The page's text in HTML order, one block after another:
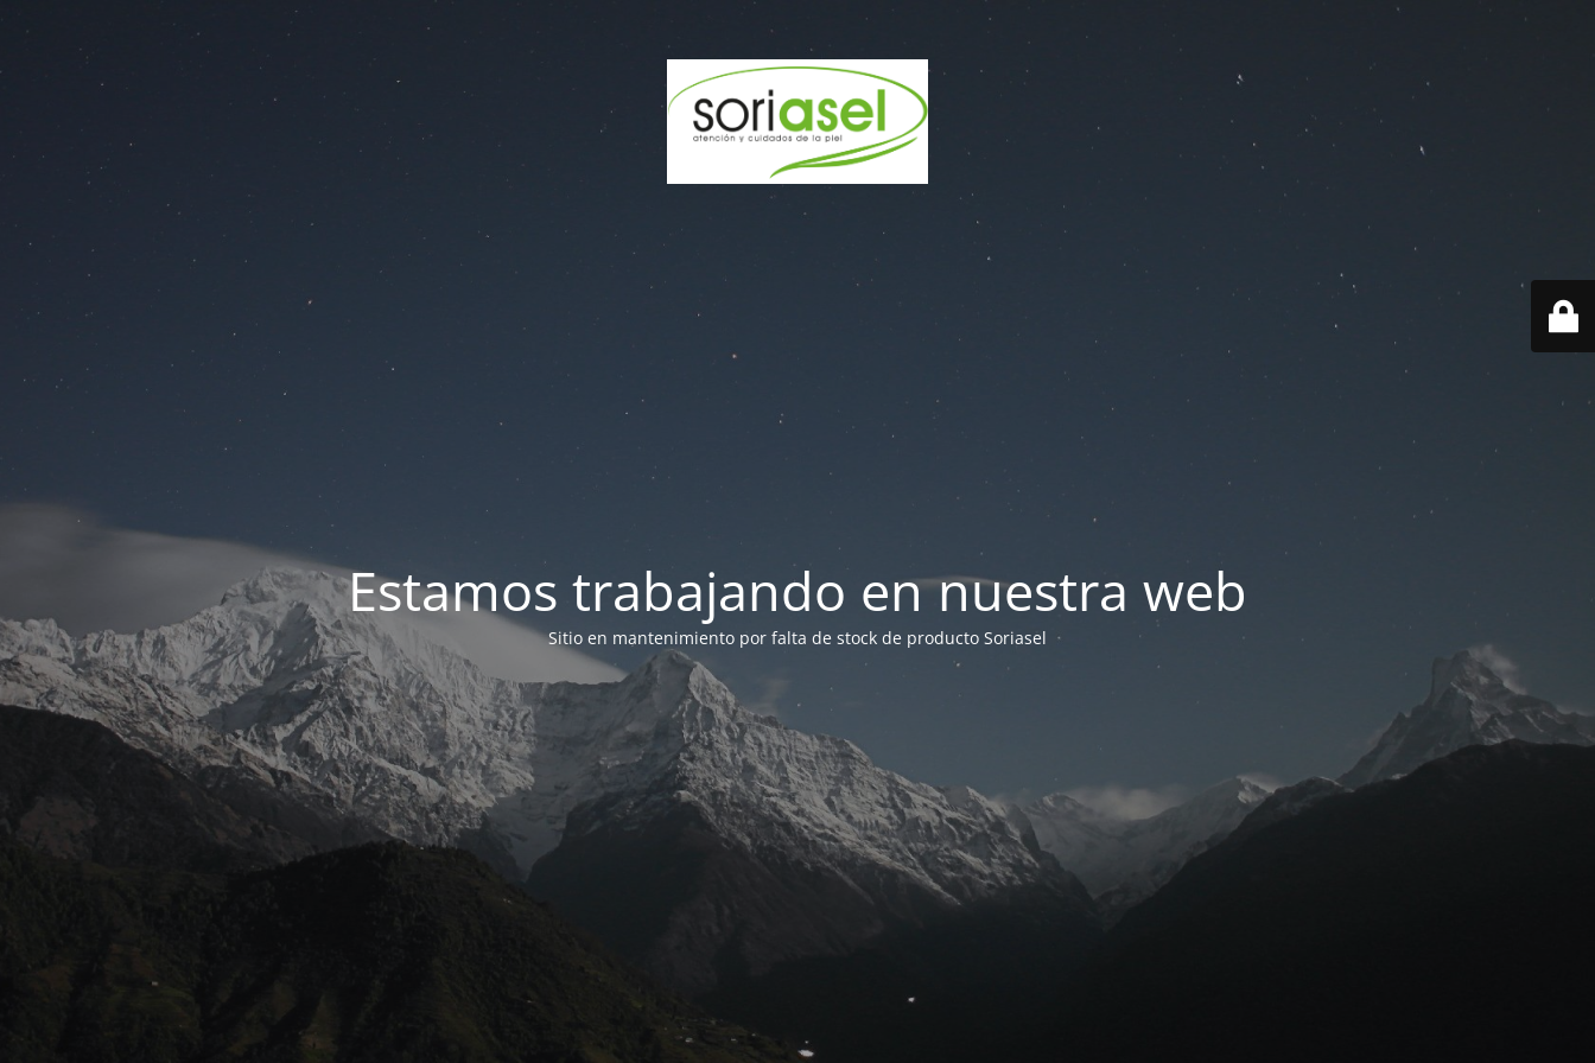
Estamos trabajando en nuestra web
Sitio en mantenimiento por falta de stock de producto Soriasel